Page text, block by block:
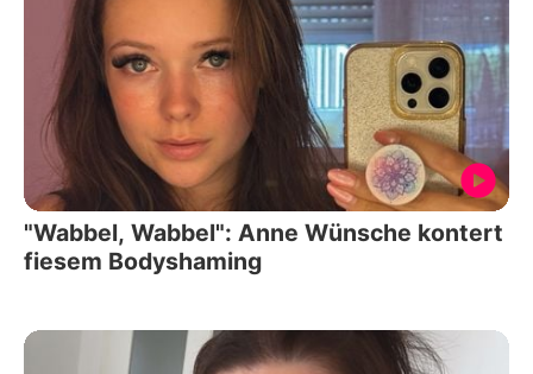
"Wabbel, Wabbel": Anne Wünsche kontert
fiesem Bodyshaming